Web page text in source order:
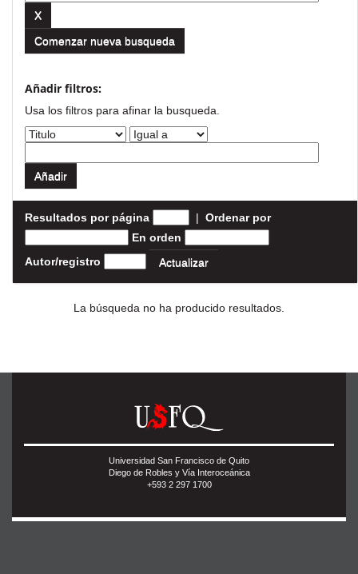
Comenzar nueva busqueda
Añadir filtros:
Usa los filtros para afinar la busqueda.
Resultados por página | Ordenar por
En orden
Autor/registro
La búsqueda no ha producido resultados.
Universidad San Francisco de Quito
Diego de Robles y Vía Interoceánica
+593 2 297 1700